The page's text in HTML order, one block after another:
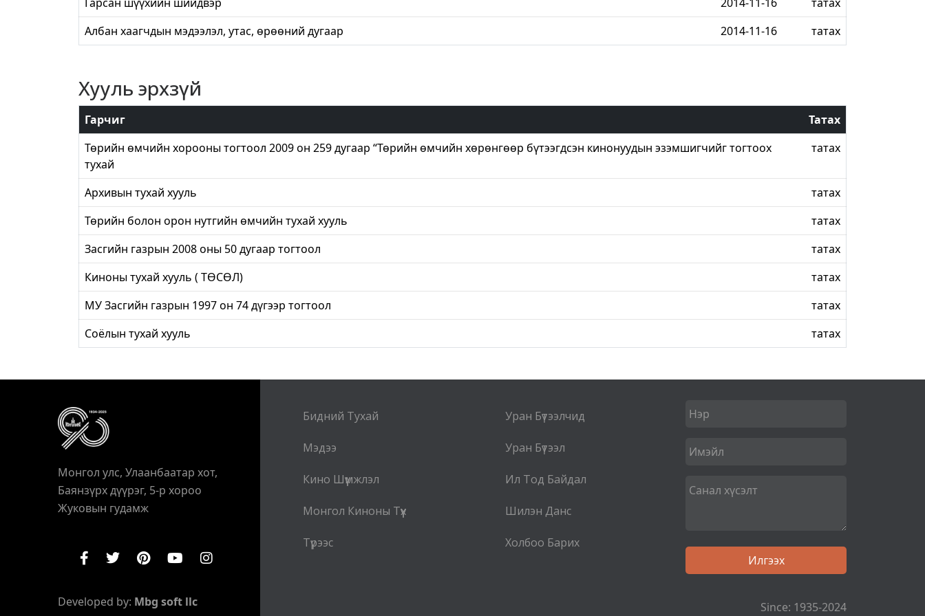
Албан хаагчдын мэдээлэл, утас, өрөөний дугаар
2014-11-16 татах
Хууль эрхзүй
Гарчиг
Татах
Төрийн өмчийн хорооны тогтоол 2009 он 259 дугаар “Төрийн өмчийн хөрөнгөөр бүтээгдсэн кинонуудын эзэмшигчийг тогтоох
тухай
татах
Архивын тухай хууль
татах
Төрийн болон орон нутгийн өмчийн тухай хууль
татах
Засгийн газрын 2008 оны 50 дугаар тогтоол
татах
Киноны тухай хууль ( ТӨСӨЛ)
татах
МУ Засгийн газрын 1997 он 74 дүгээр тогтоол
татах
Соёлын тухай хууль
татах
Монгол улс, Улаанбаатар хот,
Баянзүрх дүүрэг, 5-р хороо
Жуковын гудамж
Developed by: Mbg soft llc
Бидний Тухай
Мэдээ
Кино Шүүмжлэл
Монгол Киноны Түүх
Түрээс
Уран Бүтээлчид
Уран Бүтээл
Ил Тод Байдал
Шилэн Данс
Холбоо Барих
Since: 1935-2024